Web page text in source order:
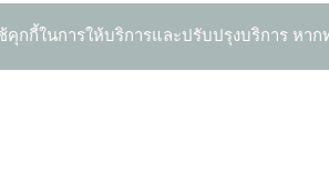
ช้คุกกี้ในการให้บริการและปรับปรุงบริการ ห